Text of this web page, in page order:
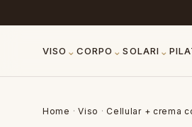
VISO ⌄CORPO ⌄SOLARI ⌄
Home ·Viso · Cellular + crema